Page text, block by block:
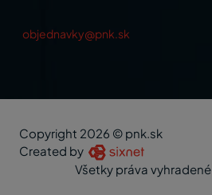
objednavky@pnk.sk
Copyright 2026 © pnk.sk
Created by
Všetky práva vyhradené